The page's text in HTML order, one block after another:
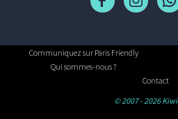
Communiquez sur Paris Friendly
Qui sommes-nous ?
Contact
© 2007 - 2026